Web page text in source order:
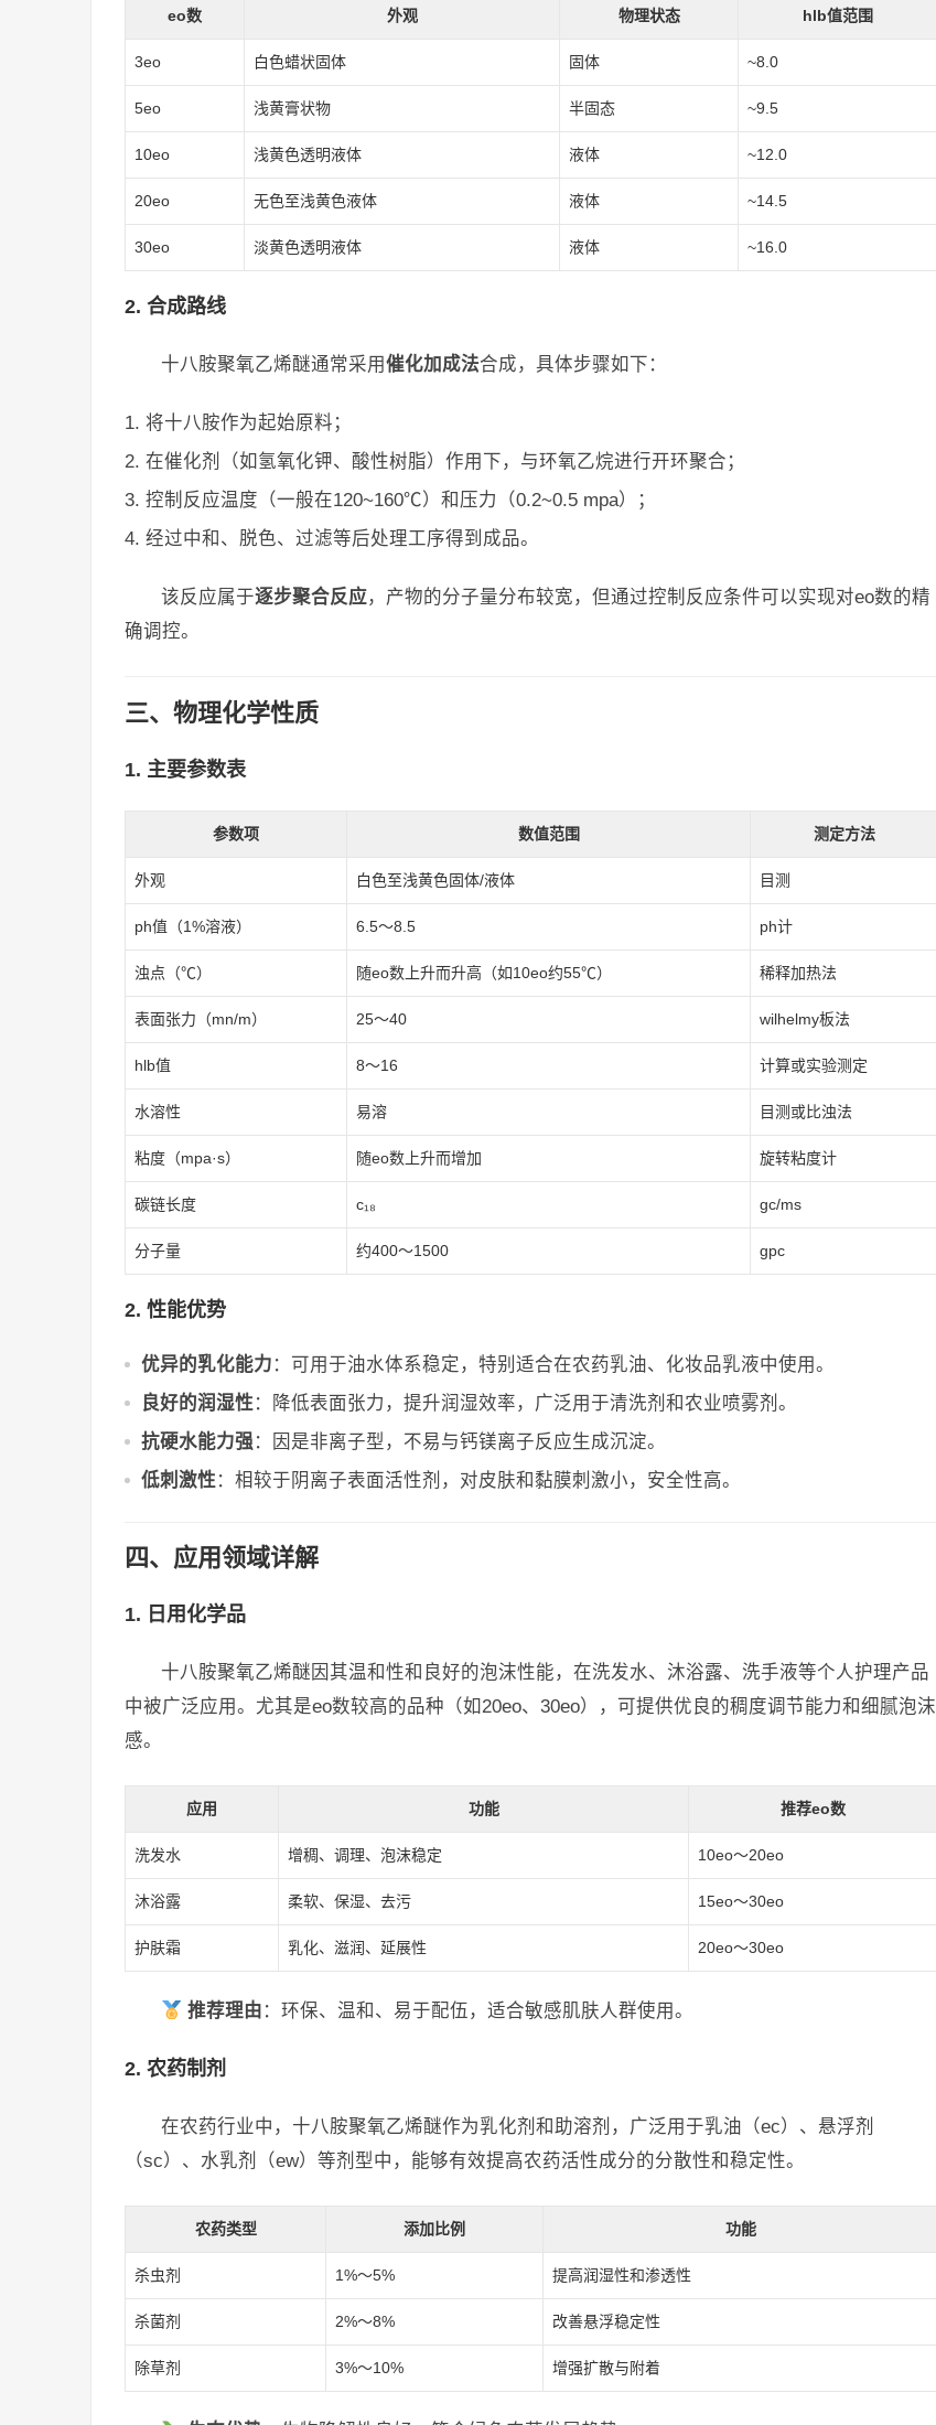
eo数 外观 物理状态 hlb值范围
3eo 白色蜡状固体 固体 ~8.0
5eo 浅黄膏状物 半固态 ~9.5
10eo 浅黄色透明液体 液体 ~12.0
20eo 无色至浅黄色液体 液体 ~14.5
30eo 淡黄色透明液体 液体 ~16.0
2. 合成路线
十八胺聚氧乙烯醚通常采用催化加成法合成，具体步骤如下：
将十八胺作为起始原料；
在催化剂（如氢氧化钾、酸性树脂）作用下，与环氧乙烷进行开环聚合；
控制反应温度（一般在120~160℃）和压力（0.2~0.5 mpa）；
经过中和、脱色、过滤等后处理工序得到成品。
该反应属于逐步聚合反应，产物的分子量分布较宽，但通过控制反应条件可以实现对eo数的精
确调控。
三、物理化学性质
1. 主要参数表
参数项 数值范围 测定方法
外观 白色至浅黄色固体/液体 目测
ph值（1%溶液） 6.5～8.5 ph计
浊点（℃） 随eo数上升而升高（如10eo约55℃） 稀释加热法
表面张力（mn/m） 25～40 wilhelmy板法
hlb值 8～16 计算或实验测定
水溶性 易溶 目测或比浊法
粘度（mpa·s） 随eo数上升而增加 旋转粘度计
碳链长度 c₁₈ gc/ms
分子量 约400～1500 gpc
2. 性能优势
优异的乳化能力 ：可用于油水体系稳定，特别适合在农药乳油、化妆品乳液中使用。
良好的润湿性 ：降低表面张力，提升润湿效率，广泛用于清洗剂和农业喷雾剂。
抗硬水能力强 ：因是非离子型，不易与钙镁离子反应生成沉淀。
低刺激性 ：相较于阴离子表面活性剂，对皮肤和黏膜刺激小，安全性高。
四、应用领域详解
1. 日用化学品
十八胺聚氧乙烯醚因其温和性和良好的泡沫性能，在洗发水、沐浴露、洗手液等个人护理产品
中被广泛应用。尤其是eo数较高的品种（如20eo、30eo），可提供优良的稠度调节能力和细腻泡沫
感。
应用 功能 推荐eo数
洗发水 增稠、调理、泡沫稳定 10eo～20eo
沐浴露 柔软、保湿、去污 15eo～30eo
护肤霜 乳化、滋润、延展性 20eo～30eo
推荐理由 ：环保、温和、易于配伍，适合敏感肌肤人群使用。
2. 农药制剂
在农药行业中，十八胺聚氧乙烯醚作为乳化剂和助溶剂，广泛用于乳油（ec）、悬浮剂
（sc）、水乳剂（ew）等剂型中，能够有效提高农药活性成分的分散性和稳定性。
农药类型 添加比例 功能
杀虫剂 1%～5% 提高润湿性和渗透性
杀菌剂 2%～8% 改善悬浮稳定性
除草剂 3%～10% 增强扩散与附着